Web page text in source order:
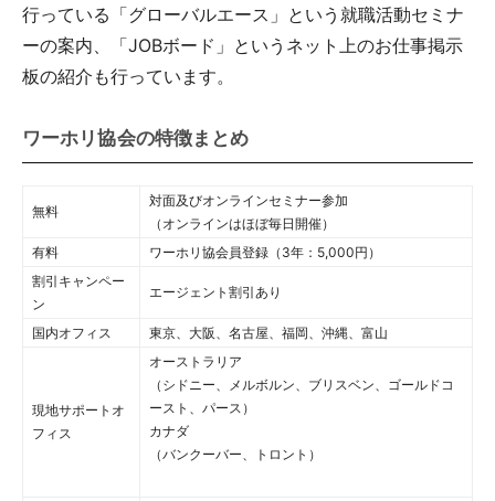
行っている「グローバルエース」という就職活動セミナ
ーの案内、「JOBボード」というネット上のお仕事掲示
板の紹介も行っています。
ワーホリ協会の特徴まとめ
無料
対面及びオンラインセミナー参加
（オンラインはほぼ毎日開催）
有料
ワーホリ協会員登録（3年：5,000円）
割引キャンペー
ン
エージェント割引あり
国内オフィス 東京、大阪、名古屋、福岡、沖縄、富山
現地サポートオ
フィス
オーストラリア
（シドニー、メルボルン、ブリスベン、ゴールドコ
ースト、パース）
カナダ
（バンクーバー、トロント）